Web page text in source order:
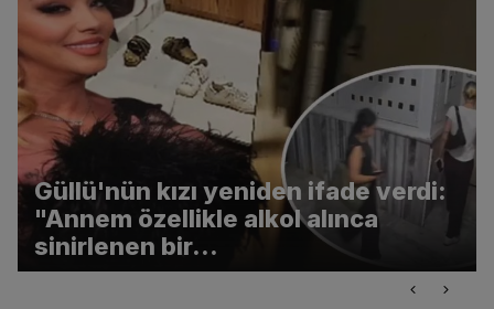
Güllü'nün kızı yeniden ifade verdi:
"Annem özellikle alkol alınca
sinirlenen bir...